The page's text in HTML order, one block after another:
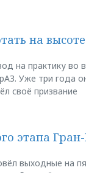
на
на практику во
Уже три года
своё призвание
этапа
выходные на